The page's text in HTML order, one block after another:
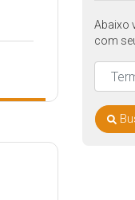
Abaixo
com